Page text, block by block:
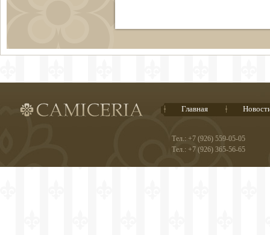
Главная
Тел.: +7 (926) 559-05-05
Тел.: +7 (926) 365-56-65